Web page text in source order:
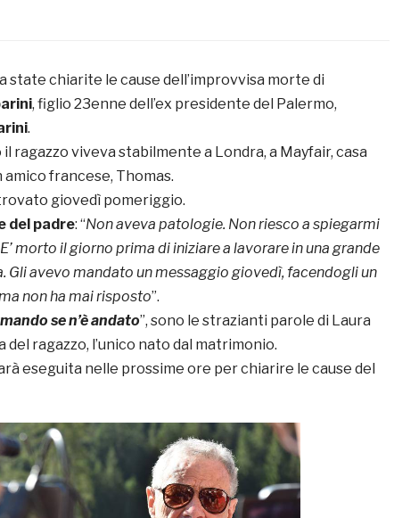
state chiarite le cause dell’improvvisa morte di
, figlio 23enne dell’ex presidente del Palermo,
.
il ragazzo viveva stabilmente a Londra, a Mayfair, casa
amico francese, Thomas.
giovedì pomeriggio.
del padre: “Non aveva patologie. Non riesco a spiegarmi
morto il giorno prima di iniziare a lavorare in una grande
Gli avevo mandato un messaggio giovedì, facendogli un
non ha mai risposto”.
se n’è andato”, sono le strazianti parole di Laura
del ragazzo, l’unico nato dal matrimonio.
eseguita nelle prossime ore per chiarire le cause del